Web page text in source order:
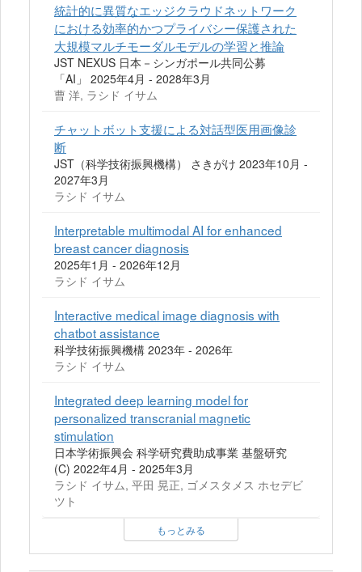
統計的に異質なエッジクラウドネットワーク
における効率的かつプライバシー保護された
大規模マルチモーダルモデルの学習と推論
JST NEXUS 日本－シンガポール共同公募
「AI」 2025年4月 - 2028年3月
曹 洋, ラシド イサム
チャットボット支援による対話型医用画像診
断
JST（科学技術振興機構） さきがけ 2023年10月 -
2027年3月
ラシド イサム
Interpretable multimodal AI for enhanced
breast cancer diagnosis
2025年1月 - 2026年12月
ラシド イサム
Interactive medical image diagnosis with
chatbot assistance
科学技術振興機構 2023年 - 2026年
ラシド イサム
Integrated deep learning model for
personalized transcranial magnetic
stimulation
日本学術振興会 科学研究費助成事業 基盤研究
(C) 2022年4月 - 2025年3月
ラシド イサム, 平田 晃正, ゴメスタメス ホセデビ
ツト
もっとみる